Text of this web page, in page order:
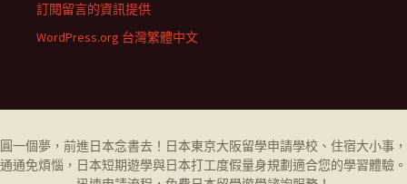
訂閱留言的資訊提供
WordPress.org 台灣繁體中文
圓一個夢，前進日本念書去！日本東京大阪留學申請學校、住宿大小事，
通通免煩惱，日本短期遊學與日本打工度假量身規劃適合您的學習體驗。